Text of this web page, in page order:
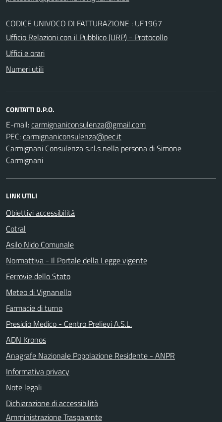
CODICE UNIVOCO DI FATTURAZIONE : UF19G7
Ufficio Relazioni con il Pubblico (URP) - Protocollo
Uffici e orari
Numeri utili
CONTATTI D.P.O.
E-mail:
PEC:
Carmignani Consulenza s.r.l.s nella persona di Simone
Carmignani
LINK UTILI
Obiettivi accessibilità
Cotral
Asilo Nido Comunale
Normattiva - Il Portale della Legge vigente
Ferrovie dello Stato
Meteo di Vignanello
Farmacie di turno
Presidio Medico - Centro Prelievi A.S.L.
ADN Kronos
Anagrafe Nazionale Popolazione Residente - ANPR
Informativa privacy
Note legali
Dichiarazione di accessibilità
Amministrazione Trasparente